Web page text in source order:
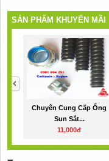
SẢN PHẨM KHUYẾN MÃI
Chuyên Cung Cấp Ống
Sun Sắt...
11,000đ